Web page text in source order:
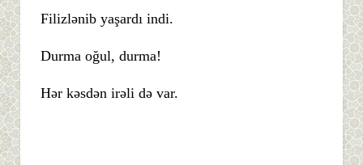
Filizlənib yaşardı indi.
Durma oğul, durma!
Hər kəsdən irəli də var.